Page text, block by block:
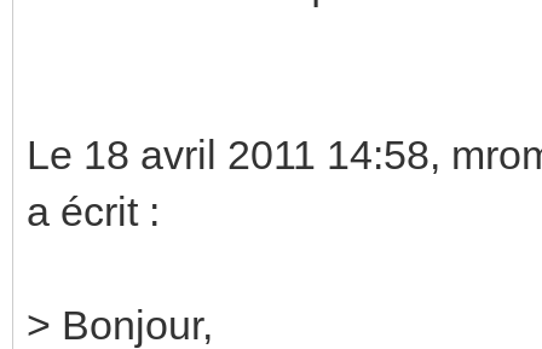
Le 18 avril 2011 14:58,
a écrit :
> Bonjour,